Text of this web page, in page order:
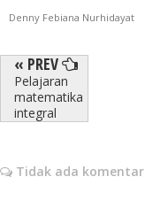
Denny Febiana Nurhidayat
« PREV
Pelajaran
matematika
integral
Tidak ada komentar